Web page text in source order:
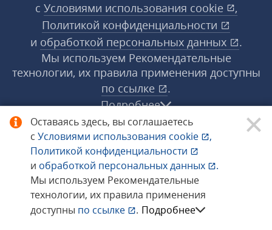
Оставаясь здесь, вы соглашаетесь
с Условиями использования cookie
,
Политикой конфиденциальности
и обработкой персональных данных
.
Мы используем Рекомендательные
технологии, их правила применения
доступны по ссылке . Подробнее
с Условиями использования cookie
,
Политикой конфиденциальности
и обработкой персональных данных
.
Мы используем Рекомендательные
технологии, их правила применения доступны
по ссылке
.
Подробнее
© 1998−2026 «1С‑Рарус» ®. Все права
защищены.
Сообщить об ошибке